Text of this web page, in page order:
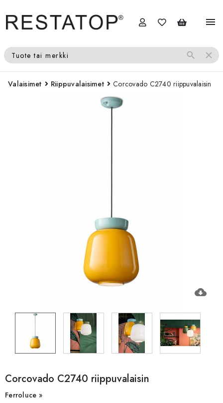
menu
Tuote tai merkki search close
Valaisimet Riippuvalaisimet Corcovado C2740 riippuvalaisin
cloud_download
Corcovado C2740 riippuvalaisin
Ferroluce »